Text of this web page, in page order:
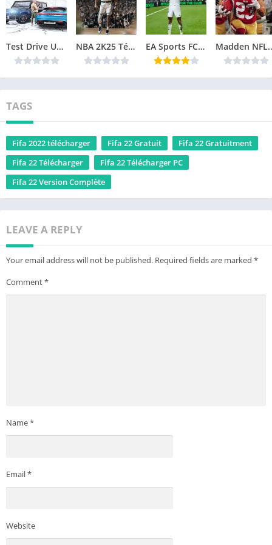
Test Drive Unlimited Solar Crown Télécharger jeu PC NBA 2K25 Télécharger jeu PC EA Sports FC 25 Télécharger jeu PC Madden
TAGS
Fifa 2022 télécharger Fifa 22 Gratuit
Fifa 22 Gratuitment
Fifa 22 Télécharger
Fifa 22 Télécharger PC
Fifa 22 Version Complète
LEAVE A REPLY
Your email address will not be published. Required fields are marked *
Comment*
Name*
Email*
Website